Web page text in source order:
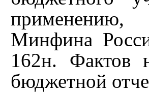
Минфина
162н. Фактов
бюджетной